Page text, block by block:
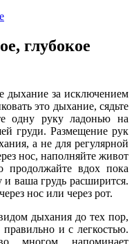
глубокое
дыхание за исключением
это дыхание, сядьте
одну руку ладонью на
груди. Размещение рук
а не для регулярной
нос, наполняйте живот
вдох пока
и ваша грудь расширится.
нос или через рот.
дыхания до тех пор,
и с легкостью.